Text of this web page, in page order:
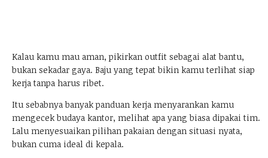
Kalau kamu mau aman, pikirkan outfit sebagai alat bantu,
bukan sekadar gaya. Baju yang tepat bikin kamu terlihat siap
kerja tanpa harus ribet.
Itu sebabnya banyak panduan kerja menyarankan kamu
mengecek budaya kantor, melihat apa yang biasa dipakai tim.
Lalu menyesuaikan pilihan pakaian dengan situasi nyata,
bukan cuma ideal di kepala.